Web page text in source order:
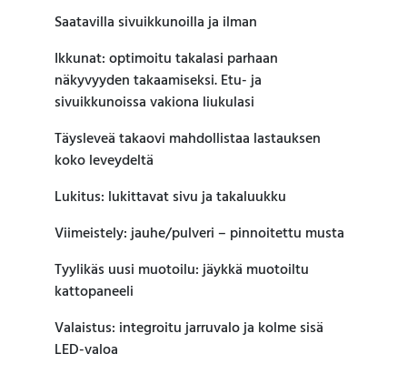
Saatavilla sivuikkunoilla ja ilman
Ikkunat: optimoitu takalasi parhaan
näkyvyyden takaamiseksi. Etu- ja
sivuikkunoissa vakiona liukulasi
Täysleveä takaovi mahdollistaa lastauksen
koko leveydeltä
Lukitus: lukittavat sivu ja takaluukku
Viimeistely: jauhe/pulveri – pinnoitettu musta
Tyylikäs uusi muotoilu: jäykkä muotoiltu
kattopaneeli
Valaistus: integroitu jarruvalo ja kolme sisä
LED-valoa